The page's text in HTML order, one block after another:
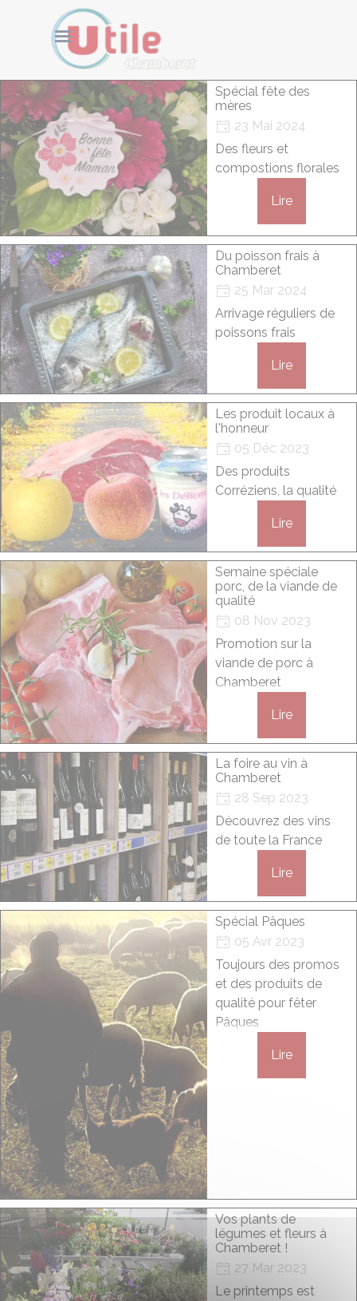
Aller au contenu
Sauter le menu
Spécial fête des
mères
23 Mai 2024
Des fleurs et
compostions florales
Lire
Du poisson frais à
Chamberet
25 Mar 2024
Arrivage réguliers de
poissons frais
Lire
Les produit locaux à
l'honneur
05 Déc 2023
Des produits
Corréziens, la qualité
Lire
Semaine spéciale
porc, de la viande de
qualité
08 Nov 2023
Promotion sur la
viande de porc à
Chamberet
Lire
La foire au vin à
Chamberet
28 Sep 2023
Découvrez des vins
de toute la France
Lire
Spécial Pâques
05 Avr 2023
Toujours des promos
et des produits de
qualité pour fêter
Pâques
Lire
Vos plants de
légumes et fleurs à
Chamberet !
27 Mar 2023
Le printemps est
Cookies management panel